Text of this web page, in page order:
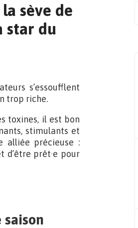
sève de
star du
s’essoufflent
trop riche.
toxines, il est bon
stimulants et
alliée précieuse :
d’être prêt·e pour